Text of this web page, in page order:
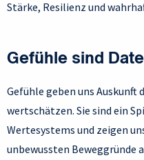
Stärke, Resilienz und
Gefühle sind
Gefühle geben uns Auskunft
wertschätzen. Sie sind ein
Wertesystems und zeigen
unbewussten Beweggründe